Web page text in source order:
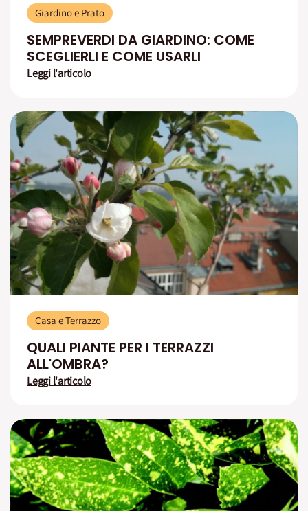
Giardino e Prato
SEMPREVERDI DA GIARDINO: COME
SCEGLIERLI E COME USARLI
Leggi l'articolo
Casa e Terrazzo
QUALI PIANTE PER I TERRAZZI
ALL'OMBRA?
Leggi l'articolo